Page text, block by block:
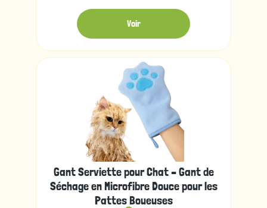
Voir
Gant Serviette pour Chat – Gant de
Séchage en Microfibre Douce pour les
Pattes Boueuses